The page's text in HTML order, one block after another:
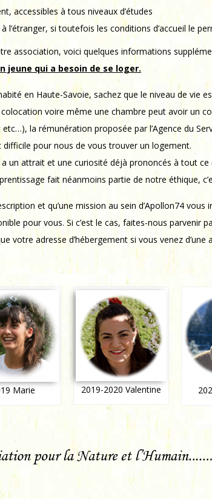
accessibles à tous niveaux d’études
l’étranger, si toutefois les conditions d’accueil le
association, voici quelques informations
jeune qui a besoin de se loger.
en Haute-Savoie, sachez que le niveau de
voire même une chambre peut avoir un
la rémunération proposée par l’Agence du
pour nous de vous trouver un logement.
un attrait et une curiosité déjà prononcés à tout
fait néanmoins partie de notre éthique,
et qu’une mission au sein d’Apollon74 vous
pour vous. Si c’est le cas, faites-nous
votre adresse d’hébergement si vous venez d’une
Marie 2019-2020 Valentine